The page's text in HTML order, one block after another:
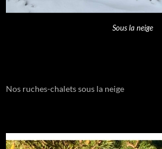
Sous la neige
Nos ruches-chalets sous la neige